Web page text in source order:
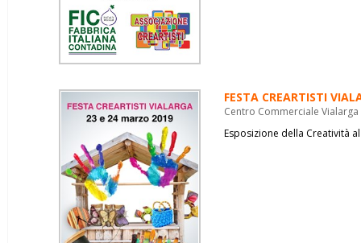
FESTA CREARTISTI
Centro Commerciale
Esposizione della Creatività